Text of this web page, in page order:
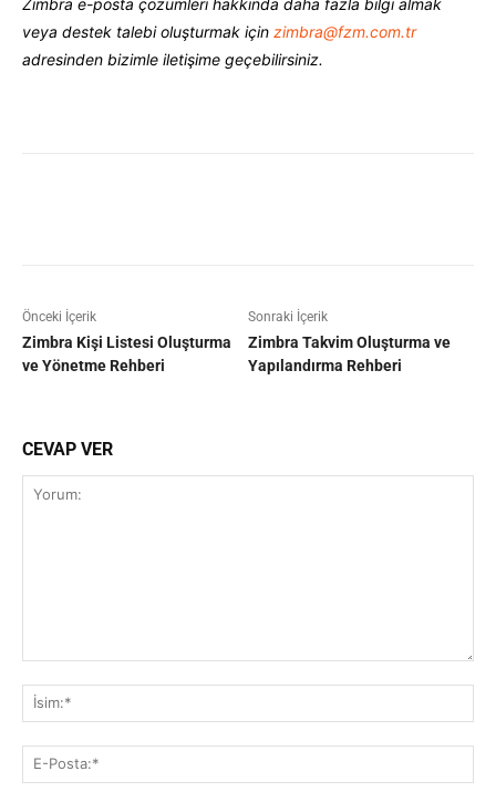
veya destek talebi oluşturmak için zimbra@fzm.com.tr
adresinden bizimle iletişime geçebilirsiniz.
Önceki İçerik
Zimbra Kişi Listesi Oluşturma
ve Yönetme Rehberi
Sonraki İçerik
Zimbra Takvim Oluşturma ve
Yapılandırma Rehberi
CEVAP VER